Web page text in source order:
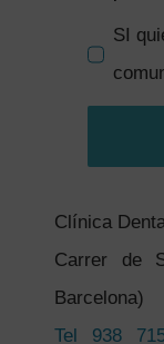
SI
Clínica
Carrer de
Barcelona)
Tel 938